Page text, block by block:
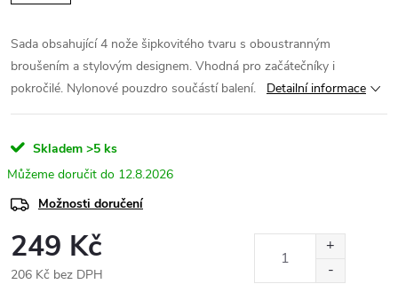
Sada obsahující 4 nože šipkovitého tvaru s oboustranným
broušením a stylovým designem. Vhodná pro začátečníky i
pokročilé. Nylonové pouzdro součástí balení.
Detailní informace
Skladem >5 ks
12.8.2026
Možnosti doručení
249 Kč
206 Kč bez DPH